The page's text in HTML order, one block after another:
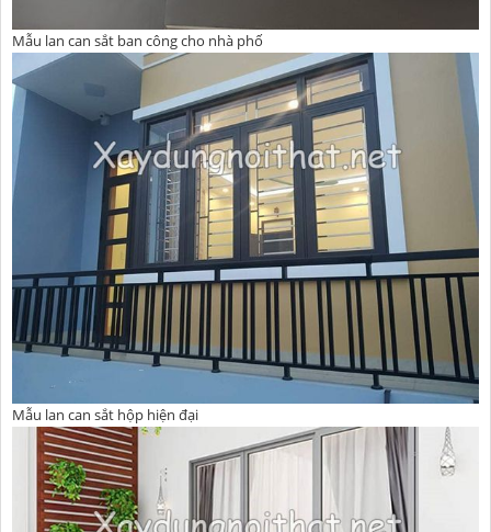
Mẫu lan can sắt ban công cho nhà phố
Mẫu lan can sắt hộp hiện đại